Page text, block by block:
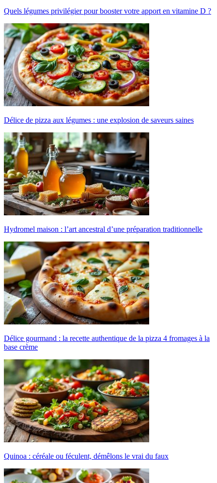
Quels légumes privilégier pour booster votre apport en vitamine D ?
Délice de pizza aux légumes : une explosion de saveurs saines
Hydromel maison : l’art ancestral d’une préparation traditionnelle
Délice gourmand : la recette authentique de la pizza 4 fromages à la
base crème
Quinoa : céréale ou féculent, démêlons le vrai du faux